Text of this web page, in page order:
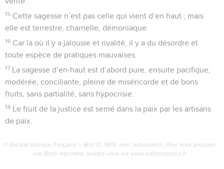
ferons des affaires et nous réaliserons un gain !
14 Vous qui ne savez pas ce que votre vie sera demain ! Vous
êtes une vapeur qui paraît pour un peu de temps, et qui
ensuite disparaît.
15 Vous devriez dire au contraire : Si le Seigneur le veut,
nous vivrons et nous ferons ceci ou cela.
16 Mais maintenant vous vous glorifiez dans votre
présomption. Toute gloriole de ce genre est mauvaise.
17 Si quelqu’un sait faire le bien et ne le fait pas, il commet
un péché.
© Société biblique française – Bibli’O, 1978, avec autorisation. Pour vous procurer
une Bible imprimée, rendez-vous sur www.editionsbiblio.fr